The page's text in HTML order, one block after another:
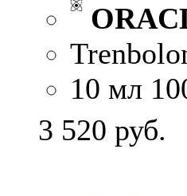
10 мл
3 520 руб.